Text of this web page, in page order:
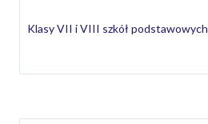
Klasy VII i VIII szkół podstawowych